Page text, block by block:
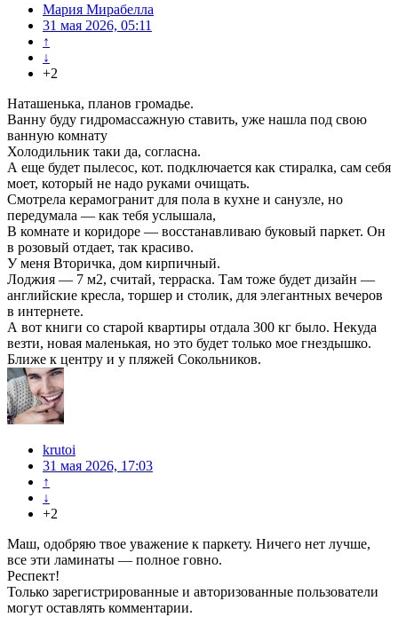
Мария Мирабелла
31 мая 2026, 05:11
↑
↓
+2
Наташенька, планов громадье.
Ванну буду гидромассажную ставить, уже нашла под свою
ванную комнату
Холодильник таки да, согласна.
А еще будет пылесос, кот. подключается как стиралка, сам себя
моет, который не надо руками очищать.
Смотрела керамогранит для пола в кухне и санузле, но
передумала — как тебя услышала,
В комнате и коридоре — восстанавливаю буковый паркет. Он
в розовый отдает, так красиво.
У меня Вторичка, дом кирпичный.
Лоджия — 7 м2, считай, терраска. Там тоже будет дизайн —
английские кресла, торшер и столик, для элегантных вечеров
в интернете.
А вот книги со старой квартиры отдала 300 кг было. Некуда
везти, новая маленькая, но это будет только мое гнездышко.
Ближе к центру и у пляжей Сокольников.
krutoi
31 мая 2026, 17:03
↑
↓
+2
Маш, одобряю твое уважение к паркету. Ничего нет лучше,
все эти ламинаты — полное говно.
Респект!
Только зарегистрированные и авторизованные пользователи
могут оставлять комментарии.